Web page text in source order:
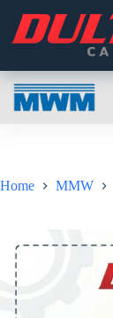
para
Home MMW